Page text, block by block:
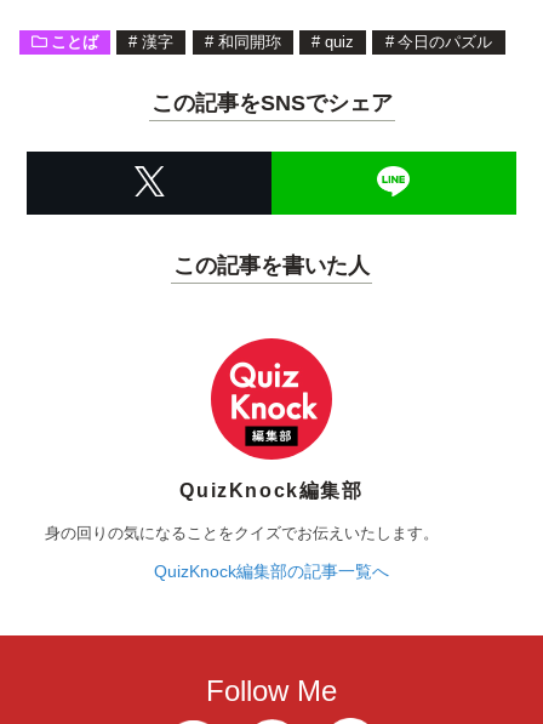
ことば # 漢字 # 和同開珎 # quiz # 今日のパズル
この記事をSNSでシェア
この記事を書いた人
QuizKnock編集部
身の回りの気になることをクイズでお伝えいたします。
QuizKnock編集部の記事一覧へ
Follow Me